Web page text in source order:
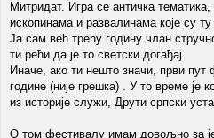
Митридат. Игра се античка
ископинама и развалинама које су
Ја сам већ трећу годину члан
ти рећи да је то светски догађај.
Иначе, ако ти нешто значи, први пут
године (није грешка) . У то време је
из историје служи, Друти српски
О том фестивалу имам довољно за